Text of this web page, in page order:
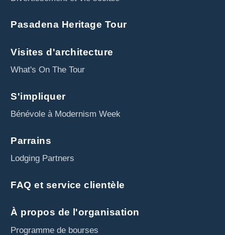
Pasadena Heritage Tour
Visites d'architecture
What's On The Tour
S'impliquer
Bénévole à Modernism Week
Parrains
Lodging Partners
FAQ et service clientèle
À propos de l'organisation
Programme de bourses